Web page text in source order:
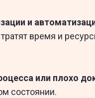
и
время и
или плохо
состоянии.